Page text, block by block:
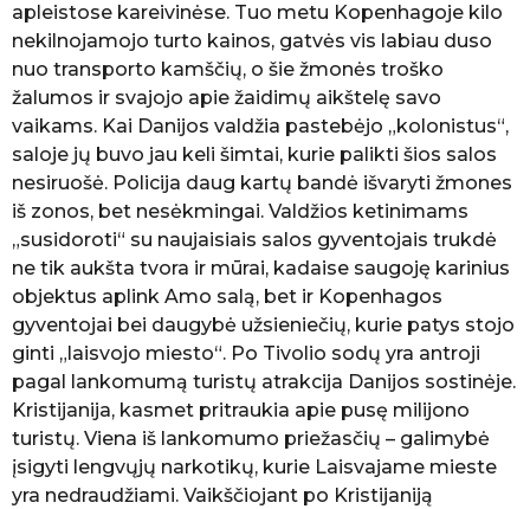
apleistose kareivinėse. Tuo metu Kopenhagoje kilo
nekilnojamojo turto kainos, gatvės vis labiau duso
nuo transporto kamščių, o šie žmonės troško
žalumos ir svajojo apie žaidimų aikštelę savo
vaikams. Kai Danijos valdžia pastebėjo „kolonistus“,
saloje jų buvo jau keli šimtai, kurie palikti šios salos
nesiruošė. Policija daug kartų bandė išvaryti žmones
iš zonos, bet nesėkmingai. Valdžios ketinimams
„susidoroti“ su naujaisiais salos gyventojais trukdė
ne tik aukšta tvora ir mūrai, kadaise saugoję karinius
objektus aplink Amo salą, bet ir Kopenhagos
gyventojai bei daugybė užsieniečių, kurie patys stojo
ginti „laisvojo miesto“. Po Tivolio sodų yra antroji
pagal lankomumą turistų atrakcija Danijos sostinėje.
Kristijanija, kasmet pritraukia apie pusę milijono
turistų. Viena iš lankomumo priežasčių – galimybė
įsigyti lengvųjų narkotikų, kurie Laisvajame mieste
yra nedraudžiami. Vaikščiojant po Kristijaniją